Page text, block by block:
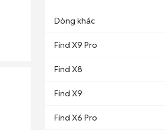
Dòng khác
Find X9 Pro
Find X8
Find X9
Find X6 Pro